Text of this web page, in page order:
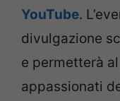
YouTube.
divulgazione
e permetterà
appassionati